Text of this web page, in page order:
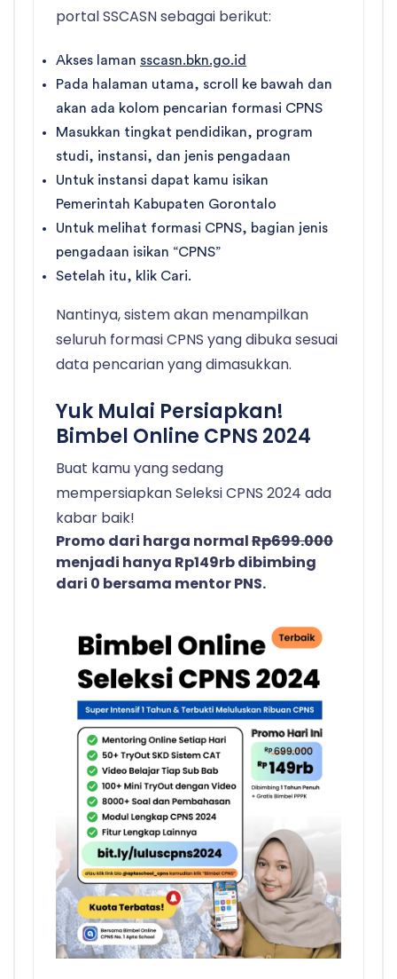
portal SSCASN sebagai berikut:
Akses laman sscasn.bkn.go.id
Pada halaman utama, scroll ke bawah dan
akan ada kolom pencarian formasi CPNS
Masukkan tingkat pendidikan, program
studi, instansi, dan jenis pengadaan
Untuk instansi dapat kamu isikan
Pemerintah Kabupaten Gorontalo
Untuk melihat formasi CPNS, bagian jenis
pengadaan isikan “CPNS”
Setelah itu, klik Cari.
Nantinya, sistem akan menampilkan
seluruh formasi CPNS yang dibuka sesuai
data pencarian yang dimasukkan.
Yuk Mulai Persiapkan!
Bimbel Online CPNS 2024
Buat kamu yang sedang
mempersiapkan Seleksi CPNS 2024 ada
kabar baik!
Promo dari harga normalRp699.000
menjadi hanya Rp149rb dibimbing
dari 0 bersama mentor PNS.